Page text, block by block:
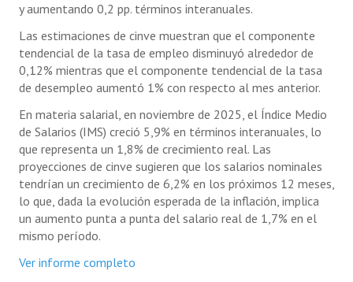
y aumentando 0,2 pp. términos interanuales.
Las estimaciones de cinve muestran que el componente
tendencial de la tasa de empleo disminuyó alrededor de
0,12% mientras que el componente tendencial de la tasa
de desempleo aumentó 1% con respecto al mes anterior.
En materia salarial, en noviembre de 2025, el Índice Medio
de Salarios (IMS) creció 5,9% en términos interanuales, lo
que representa un 1,8% de crecimiento real. Las
proyecciones de cinve sugieren que los salarios nominales
tendrían un crecimiento de 6,2% en los próximos 12 meses,
lo que, dada la evolución esperada de la inflación, implica
un aumento punta a punta del salario real de 1,7% en el
mismo período.
Ver informe completo